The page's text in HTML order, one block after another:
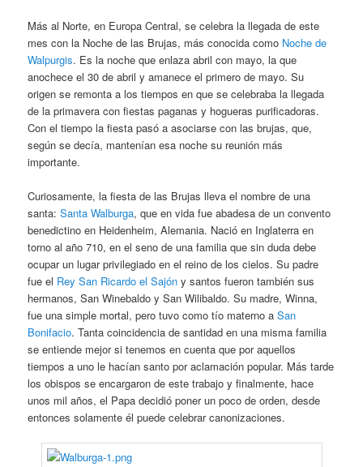
Más al Norte, en Europa Central, se celebra la llegada de este
mes con la Noche de las Brujas, más conocida como Noche de
Walpurgis. Es la noche que enlaza abril con mayo, la que
anochece el 30 de abril y amanece el primero de mayo. Su
origen se remonta a los tiempos en que se celebraba la llegada
de la primavera con fiestas paganas y hogueras purificadoras.
Con el tiempo la fiesta pasó a asociarse con las brujas, que,
según se decía, mantenían esa noche su reunión más
importante.
Curiosamente, la fiesta de las Brujas lleva el nombre de una
santa:Santa Walburga, que en vida fue abadesa de un convento
benedictino en Heidenheim, Alemania. Nació en Inglaterra en
torno al año 710, en el seno de una familia que sin duda debe
ocupar un lugar privilegiado en el reino de los cielos. Su padre
fue el Rey San Ricardo el Sajón y santos fueron también sus
hermanos, San Winebaldo y San Wilibaldo. Su madre, Winna,
fue una simple mortal, pero tuvo como tío materno aSan
Bonifacio. Tanta coincidencia de santidad en una misma familia
se entiende mejor si tenemos en cuenta que por aquellos
tiempos a uno le hacían santo por aclamación popular. Más tarde
los obispos se encargaron de este trabajo y finalmente, hace
unos mil años, el Papa decidió poner un poco de orden, desde
entonces solamente él puede celebrar canonizaciones.